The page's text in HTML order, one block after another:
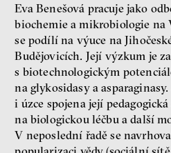
Eva Benešová pracuje jako
biochemie a mikrobiologie na
se podílí na výuce na
Budějovicích. Její výzkum je
s biotechnologickým
na glykosidasy a
i úzce spojena její
na biologickou léčbu a další
V neposlední řadě se